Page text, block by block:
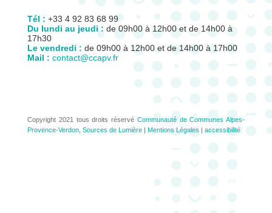
Tél : +33 4 92 83 68 99
Du lundi au jeudi : de 09h00 à 12h00 et de 14h00 à
17h30
Le vendredi : de 09h00 à 12h00 et de 14h00 à 17h00
Mail : contact@ccapv.fr
Copyright 2021 tous droits réservé Communauté de Communes Alpes-
Provence-Verdon, Sources de Lumière | Mentions Légales| accessibilité